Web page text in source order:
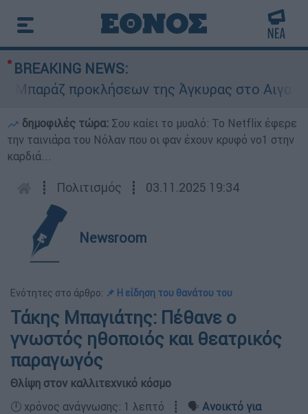
BREAKING NEWS:
προκλήσεων της Άγκυρας στο Αιγαίο:
δημοφιλές τώρα: Σου καίει το μυαλό: Το Netflix έφερε
την ταινιάρα του Νόλαν που οι φαν έχουν κρυφό νο1 στην
καρδιά...
┋ Πολιτισμός ┋ 03.11.2025 19:34
Newsroom
Ενότητες στο άρθρο: 📌 Η είδηση του θανάτου του
Τάκης Μπαγιάτης: Πέθανε ο
γνωστός ηθοποιός και θεατρικός
παραγωγός
Θλίψη στον καλλιτεχνικό κόσμο
🕛 χρόνος ανάγνωσης: 1 λεπτό ┋ 🗣️ Ανοικτό για